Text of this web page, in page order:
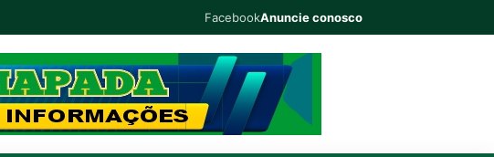
FacebookAnuncie conosco